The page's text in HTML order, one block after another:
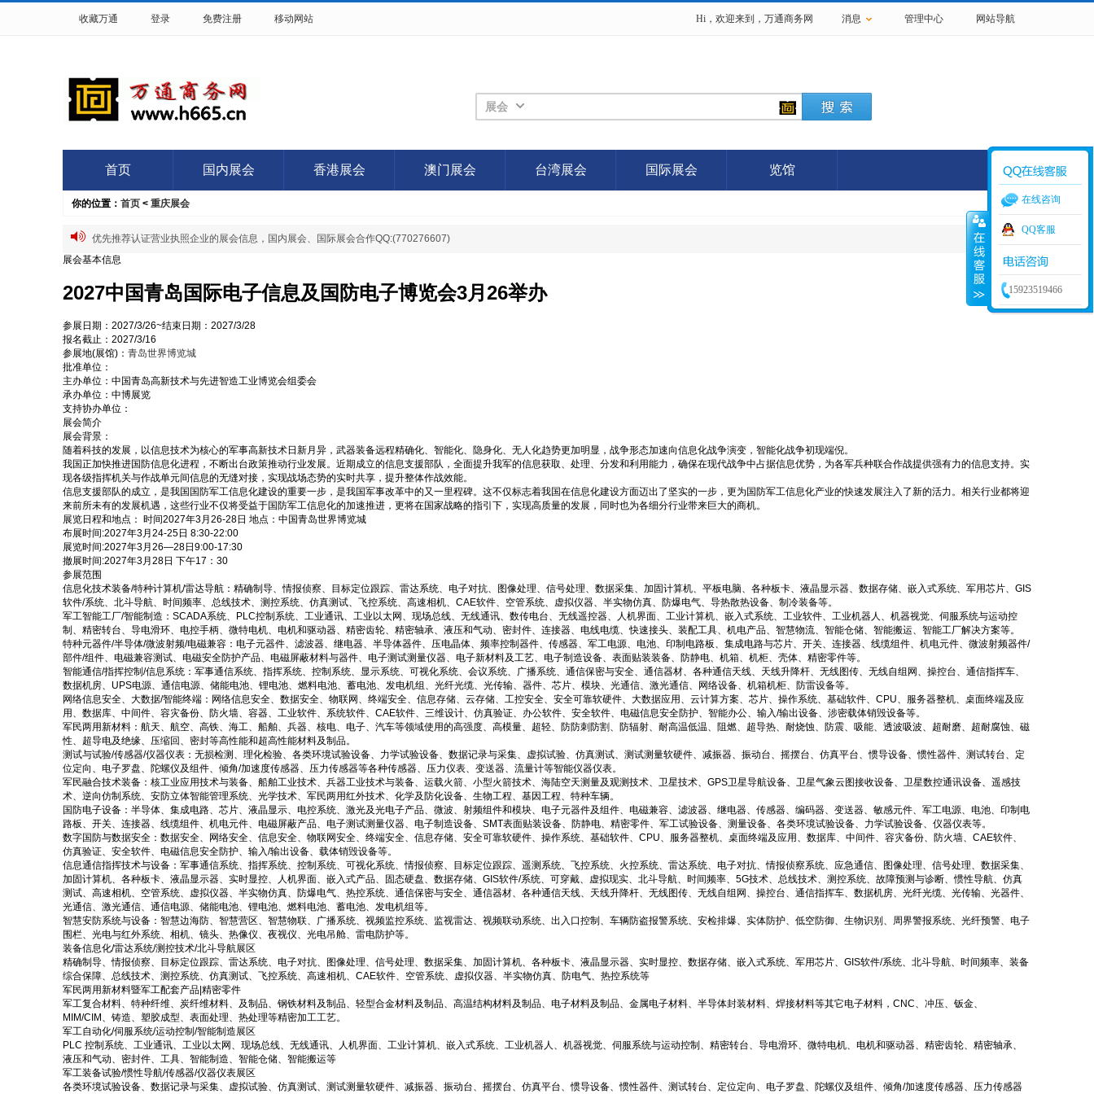
收藏万通 登录 免费注册 移动网站 Hi，欢迎来到， 万通商务网 消息 管理中心 网站导航
展会
首页 国内展会 香港展会 澳门展会 台湾展会 国际展会 览馆
你的位置： 首页 < 重庆展会
优先推荐认证营业执照企业的展会信息，国内展会、国际展会合作QQ:(770276607)
展会基本信息
2027中国青岛国际电子信息及国防电子博览会3月26举办
参展日期： 2027/3/26~结束日期： 2027/3/28
报名截止： 2027/3/16
参展地(展馆)： 青岛世界博览城
批准单位：
主办单位： 中国青岛高新技术与先进智造工业博览会组委会
承办单位： 中博展览
支持协办单位：
展会简介
展会背景：
随着科技的发展，以信息技术为核心的军事高新技术日新月异，武器装备远程精确化、智能化、隐身化、无人化趋势更加明显，战争形态加速向信息化战争演变，智能化战争初现端倪。
我国正加快推进国防信息化进程，不断出台政策推动行业发展。近期成立的信息支援部队，全面提升我军的信息获取、处理、分发和利用能力，确保在现代战争中占据信息优势，为各军兵种联合作战提供强有力的信息支持。实
现各级指挥机关与作战单元间信息的无缝对接，实现战场态势的实时共享，提升整体作战效能。
信息支援部队的成立，是我国国防军工信息化建设的重要一步，是我国军事改革中的又一里程碑。这不仅标志着我国在信息化建设方面迈出了坚实的一步，更为国防军工信息化产业的快速发展注入了新的活力。相关行业都将迎
来前所未有的发展机遇，这些行业不仅将受益于国防军工信息化的加速推进，更将在国家战略的指引下，实现高质量的发展，同时也为各细分行业带来巨大的商机。
展览日程和地点： 时间2027年3月26-28日 地点：中国青岛世界博览城
布展时间:2027年3月24-25日 8:30-22:00
展览时间:2027年3月26—28日9:00-17:30
撤展时间:2027年3月28日 下午17：30
参展范围
信息化技术装备/特种计算机/雷达导航：精确制导、情报侦察、目标定位跟踪、雷达系统、电子对抗、图像处理、信号处理、数据采集、加固计算机、平板电脑、各种板卡、液晶显示器、数据存储、嵌入式系统、军用芯片、GIS
软件/系统、北斗导航、时间频率、总线技术、测控系统、仿真测试、飞控系统、高速相机、CAE软件、空管系统、虚拟仪器、半实物仿真、防爆电气、导热散热设备、制冷装备等。
军工智能工厂/智能制造：SCADA系统、PLC控制系统、工业通讯、工业以太网、现场总线、无线通讯、数传电台、无线遥控器、人机界面、工业计算机、嵌入式系统、工业软件、工业机器人、机器视觉、伺服系统与运动控
制、精密转台、导电滑环、电控手柄、微特电机、电机和驱动器、精密齿轮、精密轴承、液压和气动、密封件、连接器、电线电缆、快速接头、装配工具、机电产品、智慧物流、智能仓储、智能搬运、智能工厂解决方案等。
特种元器件/半导体/微波射频/电磁兼容：电子元器件、滤波器、继电器、半导体器件、压电晶体、频率控制器件、传感器、军工电源、电池、印制电路板、集成电路与芯片、开关、连接器、线缆组件、机电元件、微波射频器件/
部件/组件、电磁兼容测试、电磁安全防护产品、电磁屏蔽材料与器件、电子测试测量仪器、电子新材料及工艺、电子制造设备、表面贴装装备、防静电、机箱、机柜、壳体、精密零件等。
智能通信/指挥控制/信息系统：军事通信系统、指挥系统、控制系统、显示系统、可视化系统、会议系统、广播系统、通信保密与安全、通信器材、各种通信天线、天线升降杆、无线图传、无线自组网、操控台、通信指挥车、
数据机房、UPS电源、通信电源、储能电池、锂电池、燃料电池、蓄电池、发电机组、光纤光缆、光传输、器件、芯片、模块、光通信、激光通信、网络设备、机箱机柜、防雷设备等。
网络信息安全、大数据/智能终端：网络信息安全、数据安全、物联网、终端安全、信息存储、云存储、工控安全、安全可靠软硬件、大数据应用、云计算方案、芯片、操作系统、基础软件、CPU、服务器整机、桌面终端及应
用、数据库、中间件、容灾备份、防火墙、容器、工业软件、系统软件、CAE软件、三维设计、仿真验证、办公软件、安全软件、电磁信息安全防护、智能办公、输入/输出设备、涉密载体销毁设备等。
军民两用新材料：航天、航空、高铁、海工、船舶、兵器、核电、电子、汽车等领域使用的高强度、高模量、超轻、防防刺防割、防辐射、耐高温低温、阻燃、超导热、耐烧蚀、防震、吸能、透波吸波、超耐磨、超耐腐蚀、磁
性、超导电及绝缘、压缩回、密封等高性能和超高性能材料及制品。
测试与试验/传感器/仪器仪表：无损检测、理化检验、各类环境试验设备、力学试验设备、数据记录与采集、虚拟试验、仿真测试、测试测量软硬件、减振器、振动台、摇摆台、仿真平台、惯导设备、惯性器件、测试转台、定
位定向、电子罗盘、陀螺仪及组件、倾角/加速度传感器、压力传感器等各种传感器、压力仪表、变送器、流量计等智能仪器仪表。
军民融合技术装备：核工业应用技术与装备、船舶工业技术、兵器工业技术与装备、运载火箭、小型火箭技术、海陆空天测量及观测技术、卫星技术、GPS卫星导航设备、卫星气象云图接收设备、卫星数控通讯设备、遥感技
术、逆向仿制系统、安防立体智能管理系统、光学技术、军民两用红外技术、化学及防化设备、生物工程、基因工程、特种车辆。
国防电子设备：半导体、集成电路、芯片、液晶显示、电控系统、激光及光电子产品、微波、射频组件和模块、电子元器件及组件、电磁兼容、滤波器、继电器、传感器、编码器、变送器、敏感元件、军工电源、电池、印制电
路板、开关、连接器、线缆组件、机电元件、电磁屏蔽产品、电子测试测量仪器、电子制造设备、SMT表面贴装设备、防静电、精密零件、军工试验设备、测量设备、各类环境试验设备、力学试验设备、仪器仪表等。
数字国防与数据安全：数据安全、网络安全、信息安全、物联网安全、终端安全、信息存储、安全可靠软硬件、操作系统、基础软件、CPU、服务器整机、桌面终端及应用、数据库、中间件、容灾备份、防火墙、CAE软件、
仿真验证、安全软件、电磁信息安全防护、输入/输出设备、载体销毁设备等。
信息通信指挥技术与设备：军事通信系统、指挥系统、控制系统、可视化系统、情报侦察、目标定位跟踪、遥测系统、飞控系统、火控系统、雷达系统、电子对抗、情报侦察系统、应急通信、图像处理、信号处理、数据采集、
加固计算机、各种板卡、液晶显示器、实时显控、人机界面、嵌入式产品、固态硬盘、数据存储、GIS软件/系统、可穿戴、虚拟现实、北斗导航、时间频率、5G技术、总线技术、测控系统、故障预测与诊断、惯性导航、仿真
测试、高速相机、空管系统、虚拟仪器、半实物仿真、防爆电气、热控系统、通信保密与安全、通信器材、各种通信天线、天线升降杆、无线图传、无线自组网、操控台、通信指挥车、数据机房、光纤光缆、光传输、光器件、
光通信、激光通信、通信电源、储能电池、锂电池、燃料电池、蓄电池、发电机组等。
智慧安防系统与设备：智慧边海防、智慧营区、智慧物联、广播系统、视频监控系统、监视雷达、视频联动系统、出入口控制、车辆防盗报警系统、安检排爆、实体防护、低空防御、生物识别、周界警报系统、光纤预警、电子
围栏、光电与红外系统、相机、镜头、热像仪、夜视仪、光电吊舱、雷电防护等。
装备信息化/雷达系统/测控技术/北斗导航展区
精确制导、情报侦察、目标定位跟踪、雷达系统、电子对抗、图像处理、信号处理、数据采集、加固计算机、各种板卡、液晶显示器、实时显控、数据存储、嵌入式系统、军用芯片、GIS软件/系统、北斗导航、时间频率、装备
综合保障、总线技术、测控系统、仿真测试、飞控系统、高速相机、CAE软件、空管系统、虚拟仪器、半实物仿真、防电气、热控系统等
军民两用新材料暨军工配套产品|精密零件
军工复合材料、特种纤维、炭纤维材料、及制品、钢铁材料及制品、轻型合金材料及制品、高温结构材料及制品、电子材料及制品、金属电子材料、半导体封装材料、焊接材料等其它电子材料，CNC、冲压、钣金、
MIM/CIM、铸造、塑胶成型、表面处理、热处理等精密加工工艺。
军工自动化/伺服系统/运动控制/智能制造展区
PLC 控制系统、工业通讯、工业以太网、现场总线、无线通讯、人机界面、工业计算机、嵌入式系统、工业机器人、机器视觉、伺服系统与运动控制、精密转台、导电滑环、微特电机、电机和驱动器、精密齿轮、精密轴承、
液压和气动、密封件、工具、智能制造、智能仓储、智能搬运等
军工装备试验/惯性导航/传感器/仪器仪表展区
各类环境试验设备、数据记录与采集、虚拟试验、仿真测试、测试测量软硬件、减振器、振动台、摇摆台、仿真平台、惯导设备、惯性器件、测试转台、定位定向、电子罗盘、陀螺仪及组件、倾角/加速度传感器、压力传感器
在线咨询
QQ客服
15923519466